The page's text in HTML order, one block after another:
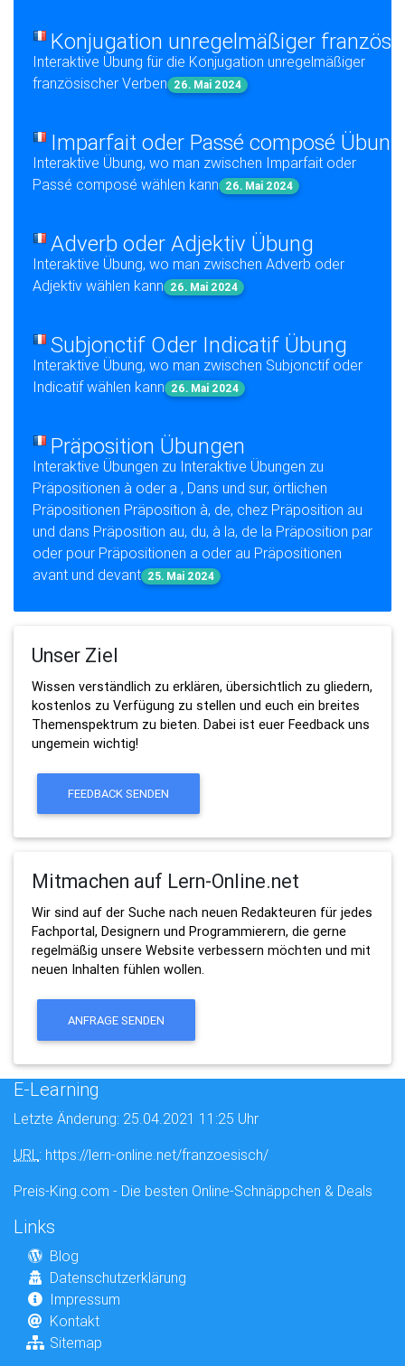
Konjugation unregelmäßiger
Interaktive Übung für die Konjugation unregelmäßiger
französischer Verben 26. Mai 2024
Imparfait oder Passé composé Übung
Interaktive Übung, wo man zwischen Imparfait oder
Passé composé wählen kann 26. Mai 2024
Adverb oder Adjektiv Übung
Interaktive Übung, wo man zwischen Adverb oder
Adjektiv wählen kann 26. Mai 2024
Subjonctif Oder Indicatif Übung
Interaktive Übung, wo man zwischen Subjonctif oder
Indicatif wählen kann 26. Mai 2024
Präposition Übungen
Interaktive Übungen zu Interaktive Übungen zu
Präpositionen à oder a , Dans und sur, örtlichen
Präpositionen Präposition à, de, chez Präposition au
und dans Präposition au, du, à la, de la Präposition par
oder pour Präpositionen a oder au Präpositionen
avant und devant 25. Mai 2024
Unser Ziel
Wissen verständlich zu erklären, übersichtlich zu gliedern,
kostenlos zu Verfügung zu stellen und euch ein breites
Themenspektrum zu bieten. Dabei ist euer Feedback uns
ungemein wichtig!
FEEDBACK SENDEN
Mitmachen auf Lern-Online.net
Wir sind auf der Suche nach neuen Redakteuren für jedes
Fachportal, Designern und Programmierern, die gerne
regelmäßig unsere Website verbessern möchten und mit
neuen Inhalten fühlen wollen.
ANFRAGE SENDEN
E-Learning
Letzte Änderung: 25.04.2021 11:25 Uhr
URL: https://lern-online.net/franzoesisch/
Preis-King.com - Die besten Online-Schnäppchen & Deals
Links
Blog
Datenschutzerklärung
Impressum
Kontakt
Sitemap